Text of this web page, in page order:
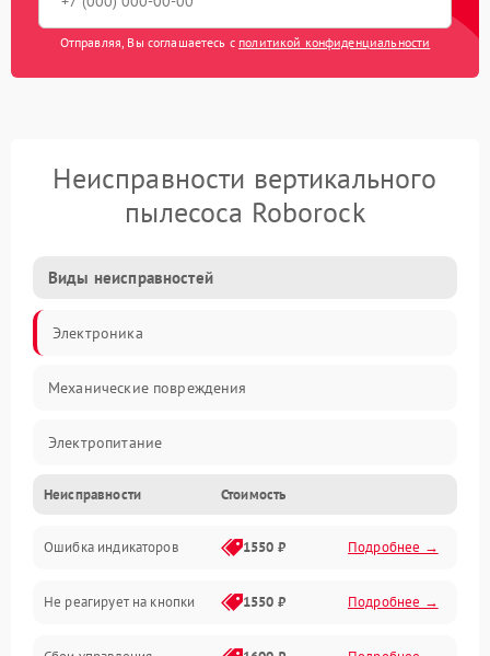
Отправляя, Вы соглашаетесь с политикой конфиденциальности
Неисправности вертикального
пылесоса Roborock
Виды неисправностей
Электроника
Механические повреждения
Электропитание
Механика
Аккумулятор
Работа системы
Неисправности Стоимость
Ошибка индикаторов 1550 ₽ Подробнее →
Не реагирует на кнопки 1550 ₽ Подробнее →